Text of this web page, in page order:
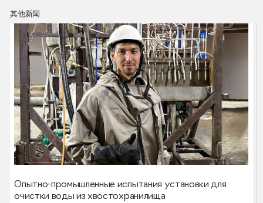
其他新闻
Опытно-промышленные испытания установки для
очистки воды из хвостохранилища